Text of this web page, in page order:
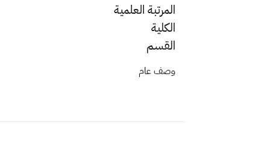
المرتبة العلمية
الكلية
القسم
وصف عام